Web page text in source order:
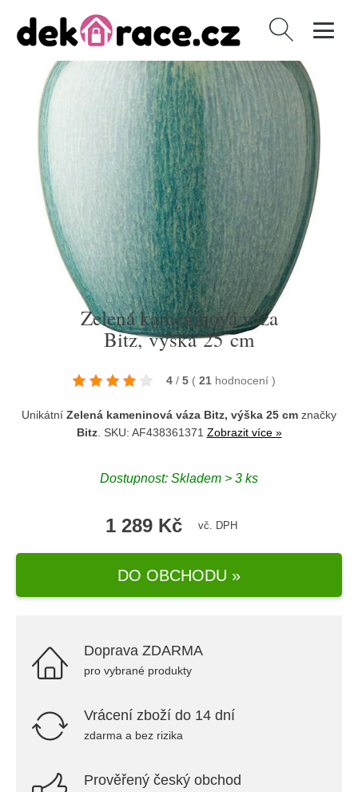
Vyhledávání
Zelená kameninová váza
Bitz, výška 25 cm
4 / 5 ( 21 hodnocení )
Unikátní Zelená kameninová váza Bitz, výška 25 cm značky
Bitz. SKU: AF438361371 Zobrazit více »
Dostupnost: Skladem > 3 ks
1 289 Kč vč. DPH
DO OBCHODU »
Doprava ZDARMA
pro vybrané produkty
Vrácení zboží do 14 dní
zdarma a bez rizika
Prověřený český obchod